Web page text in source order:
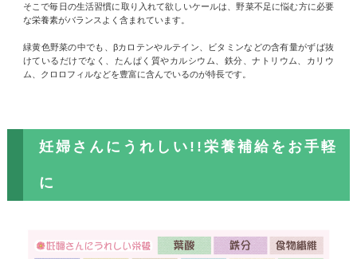
そこで毎日の生活習慣に取り入れて欲しいケールは、野菜不足に悩む方に必要
な栄養素がバランスよく含まれています。
緑黄色野菜の中でも、βカロテンやルテイン、ビタミンなどの含有量がずば抜
けているだけでなく、たんぱく質やカルシウム、鉄分、ナトリウム、カリウ
ム、クロロフィルなどを豊富に含んでいるのが特長です。
妊婦さんにうれしい!!栄養補給をお手軽
に